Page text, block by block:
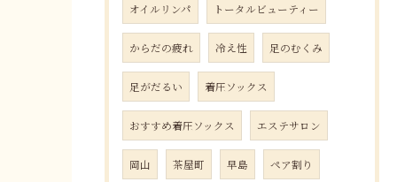
オイルリンパ トータルビューティー
からだの疲れ 冷え性 足のむくみ
足がだるい 着圧ソックス
おすすめ着圧ソックス エステサロン
岡山 茶屋町 早島 ペア割り